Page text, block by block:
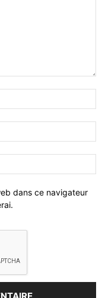
dans ce navigateur